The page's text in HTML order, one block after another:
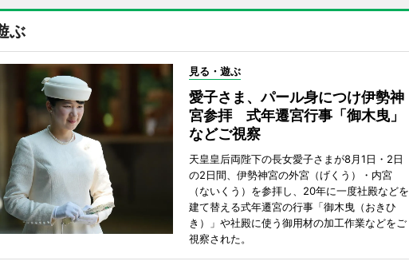
ぶ
見る・遊ぶ
愛子さま、パール身につけ伊勢神
宮参拝 式年遷宮行事「御木曳」
などご視察
天皇皇后両陛下の長女愛子さまが8月1日・2日
の2日間、伊勢神宮の外宮（げくう）・内宮
（ないくう）を参拝し、20年に一度社殿などを
建て替える式年遷宮の行事「御木曳（おきひ
き）」や社殿に使う御用材の加工作業などをご
視察された。